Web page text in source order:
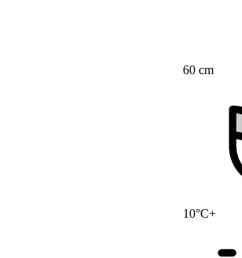
60 cm
10°C+